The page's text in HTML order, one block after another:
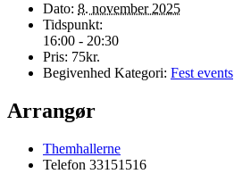
Dato: 8. november 2025
Tidspunkt:
16:00 - 20:30
Pris: 75kr.
Begivenhed Kategori: Fest events
Arrangør
Themhallerne
Telefon 33151516